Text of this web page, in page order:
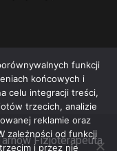
Fizjoterapeuta
funkcji
końcowych i
celu integracji treści,
trzecich, analizie
reklamie oraz
zależności od funkcji
i przez nie